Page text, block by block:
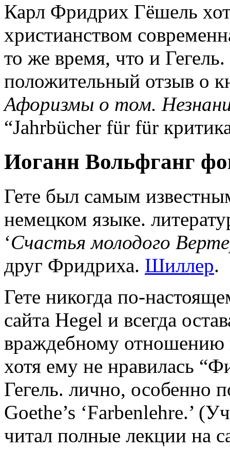
Карл Фридрих Гёшель
христианством
то же время, что и
положительный отзыв о
Афоризмы о том.
“Jahrbücher für für
Иоганн Вольфганг
Гете был самым
немецком языке.
‘Счастья молодого
друг Фридриха. Шиллер.
Гете никогда по-
сайта Hegel и всегда
враждебному отношению
хотя ему не нравилась
Гегель. лично, особенно
Goethe’s ‘Farbenlehre.’
читал полные лекции на